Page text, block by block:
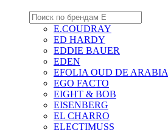
E.COUDRAY
ED HARDY
EDDIE BAUER
EDEN
EFOLIA OUD DE ARABIA
EGO FACTO
EIGHT & BOB
EISENBERG
EL CHARRO
ELECTIMUSS